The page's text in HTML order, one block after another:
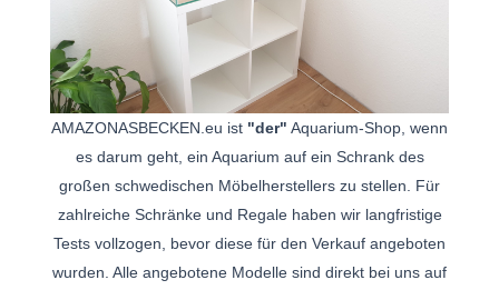
AMAZONASBECKEN.eu ist "der" Aquarium-Shop, wenn
es darum geht, ein Aquarium auf ein Schrank des
großen schwedischen Möbelherstellers zu stellen. Für
zahlreiche Schränke und Regale haben wir langfristige
Tests vollzogen, bevor diese für den Verkauf angeboten
wurden. Alle angebotene Modelle sind direkt bei uns auf